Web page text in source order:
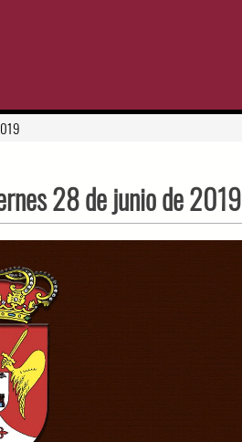
28 de junio de 2019